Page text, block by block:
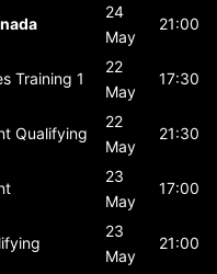
24
May
21:00
Training 1
22
May
17:30
Qualifying
22
May
21:30
23
May
17:00
23
May
21:00